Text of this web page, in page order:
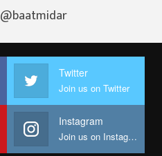
@baatmidar
Twitter
Join us on Twitter
Instagram
Join us on Instagram